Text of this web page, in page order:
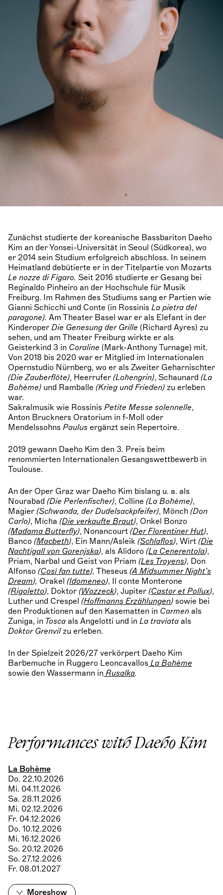
Zunächst studierte der koreanische Bassbariton Daeho
Kim an der Yonsei-Universität in Seoul (Südkorea), wo
er 2014 sein Studium erfolgreich abschloss. In seinem
Heimatland debütierte er in der Titelpartie von Mozarts
Le nozze di Figaro. Seit 2016 studierte er Gesang bei
Reginaldo Pinheiro an der Hochschule für Musik
Freiburg. Im Rahmen des Studiums sang er Partien wie
Gianni Schicchi und Conte (in Rossinis La pietra del
paragone). Am Theater Basel war er als Elefant in der
Kinderoper Die Genesung der Grille (Richard Ayres) zu
sehen, und am Theater Freiburg wirkte er als
Geisterkind 3 in Coraline (Mark-Anthony Turnage) mit.
Von 2018 bis 2020 war er Mitglied im Internationalen
Opernstudio Nürnberg, wo er als Zweiter Geharnischter
(Die Zauberflöte), Heerrufer (Lohengrin), Schaunard (La
Bohème) und Ramballe (Krieg und Frieden) zu erleben
war.
Sakralmusik wie Rossinis Petite Messe solennelle,
Anton Bruckners Oratorium in f-Moll oder
Mendelssohns Paulus ergänzt sein Repertoire.
2019 gewann Daeho Kim den 3. Preis beim
renommierten Internationalen Gesangswettbewerb in
Toulouse.
An der Oper Graz war Daeho Kim bislang u. a. als
Nourabad (Die Perlenfischer), Colline (La Bohème),
Magier (Schwanda, der Dudelsackpfeifer), Mönch (Don
Carlo), Mícha (Die verkaufte Braut), Onkel Bonzo
(Madama Butterfly), Nonancourt (Der Florentiner Hut),
Banco (Macbeth), Ein Mann/Asleik (Schlaflos), Wirt (Die
Nachtigall von Gorenjska), als Alidoro (La Cenerentola),
Priam, Narbal und Geist von Priam (Les Troyens), Don
Alfonso (Così fan tutte), Theseus (A Midsummer Night’s
Dream), Orakel (Idomeneo), Il conte Monterone
(Rigoletto), Doktor (Wozzeck), Jupiter (Castor et Pollux),
Luther und Crespel (Hoffmanns Erzählungen) sowie bei
den Produktionen auf den Kasematten in Carmen als
Zuniga, in Tosca als Angelotti und in La traviata als
Doktor Grenvilzu erleben.
In der Spielzeit 2026/27 verkörpert Daeho Kim
Barbemuche in Ruggero Leoncavallos La Bohème
sowie den Wassermann in Rusalka.
Performances with Daeho Kim
La Bohème
Do. 22.10.2026
Mi. 04.11.2026
Sa. 28.11.2026
Mi. 02.12.2026
Fr. 04.12.2026
Do. 10.12.2026
Mi. 16.12.2026
So. 20.12.2026
So. 27.12.2026
Fr. 08.01.2027
Moreshow